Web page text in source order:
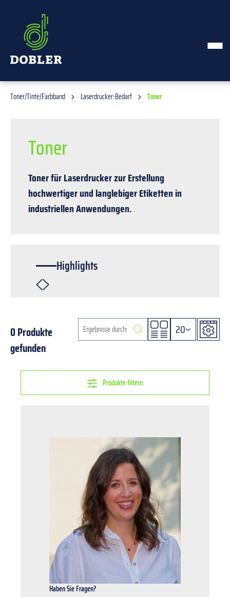
Toner/Tinte/Farbband Laserdrucker-Bedarf Toner
Toner
Toner für Laserdrucker zur Erstellung
hochwertiger und langlebiger Etiketten in
industriellen Anwendungen.
Highlights
0 Produkte
gefunden
20
Produkte filtern
Haben Sie Fragen?